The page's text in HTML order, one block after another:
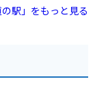
は、地元産の食材を
場
新鮮な筆柿はもち
ど、お土産に最適
。
の駅」をもっと見る